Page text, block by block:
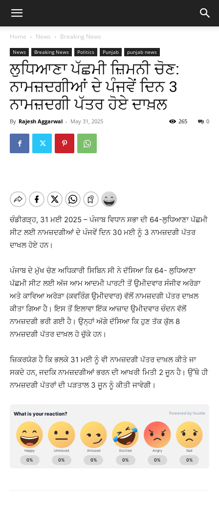
Home News Breaking News
News Breaking News Politics Punjab punjab news
ਲੁਧਿਆਣਾ ਪੱਛਮੀ ਜ਼ਿਮਨੀ ਚੋਣ:
ਨਾਮਜ਼ਦਗੀਆਂ ਦੇ ਪੰਜਵੇਂ ਦਿਨ 3
ਨਾਮਜ਼ਦਗੀ ਪੱਤਰ ਹੋਏ ਦਾਖ਼ਲ
By Rajesh Aggarwal - May 31, 2025 0
265
ਚੰਡੀਗੜ੍ਹ, 31 ਮਈ 2025 – ਪੰਜਾਬ ਵਿਧਾਨ ਸਭਾ ਦੀ 64-ਲੁਧਿਆਣਾ ਪੱਛਮੀ
ਸੀਟ ਲਈ ਨਾਮਜ਼ਦਗੀਆਂ ਦੇ ਪੰਜਵੇਂ ਦਿਨ 30 ਮਈ ਨੂੰ 3 ਨਾਮਜ਼ਦਗੀ ਪੱਤਰ
ਦਾਖਲ ਹੋਏ ਹਨ।
ਪੰਜਾਬ ਦੇ ਮੁੱਖ ਚੋਣ ਅਧਿਕਾਰੀ ਸਿਬਿਨ ਸੀ ਨੇ ਦੱਸਿਆ ਕਿ 64- ਲੁਧਿਆਣਾ
ਪੱਛਮੀ ਸੀਟ ਲਈ ਅੱਜ ਆਮ ਆਦਮੀ ਪਾਰਟੀ ਤੋਂ ਉਮੀਦਵਾਰ ਸੰਜੀਵ ਅਰੋੜਾ
ਅਤੇ ਕਾਵਿਆ ਅਰੋੜਾ (ਕਵਰਿੰਗ ਉਮੀਦਵਾਰ) ਵੱਲੋਂ ਨਾਮਜ਼ਦਗੀ ਪੱਤਰ ਦਾਖ਼ਲ
ਕੀਤਾ ਗਿਆ ਹੈ। ਇਸ ਤੋਂ ਇਲਾਵਾ ਇੱਕ ਆਜ਼ਾਦ ਉਮੀਦਵਾਰ ਚੰਦਨ ਵੱਲੋਂ
ਨਾਮਜ਼ਦਗੀ ਭਰੀ ਗਈ ਹੈ। ਉਨ੍ਹਾਂ ਅੱਗੇ ਦੱਸਿਆ ਕਿ ਹੁਣ ਤੱਕ ਕੁੱਲ 8
ਨਾਮਜ਼ਦਗੀ ਪੱਤਰ ਦਾਖ਼ਲ ਹੋ ਚੁੱਕੇ ਹਨ।
ਜ਼ਿਕਰਯੋਗ ਹੈ ਕਿ ਭਲਕੇ 31 ਮਈ ਨੂੰ ਵੀ ਨਾਮਜ਼ਦਗੀ ਪੱਤਰ ਦਾਖ਼ਲ ਕੀਤੇ ਜਾ
ਸਕਦੇ ਹਨ, ਜਦਕਿ ਨਾਮਜ਼ਦਗੀਆਂ ਭਰਨ ਦੀ ਆਖਰੀ ਮਿਤੀ 2 ਜੂਨ ਹੈ। ਉੱਥੇ ਹੀ
ਨਾਮਜ਼ਦਗੀ ਪੱਤਰਾਂ ਦੀ ਪੜਤਾਲ 3 ਜੂਨ ਨੂੰ ਕੀਤੀ ਜਾਵੇਗੀ।